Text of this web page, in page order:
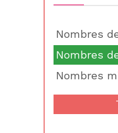
Nombres
Nombres
Nombres